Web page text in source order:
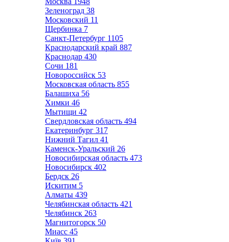
Зеленоград 38
Московский 11
Щербинка 7
Санкт-Петербург 1105
Краснодарский край 887
Краснодар 430
Сочи 181
Новороссийск 53
Московская область 855
Балашиха 56
Химки 46
Мытищи 42
Свердловская область 494
Екатеринбург 317
Нижний Тагил 41
Каменск-Уральский 26
Новосибирская область 473
Новосибирск 402
Бердск 26
Искитим 5
Алматы 439
Челябинская область 421
Челябинск 263
Магнитогорск 50
Миасс 45